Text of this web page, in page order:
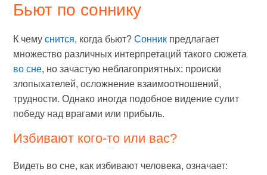
Бьют по соннику
К чемуснится, когда бьют?Сонник предлагает
множество различных интерпретаций такого сюжета
во сне, но зачастую неблагоприятных: происки
злопыхателей, осложнение взаимоотношений,
трудности. Однако иногда подобное видение сулит
победу над врагами или прибыль.
Избивают кого-то или вас?
Видеть во сне, как избивают человека, означает: